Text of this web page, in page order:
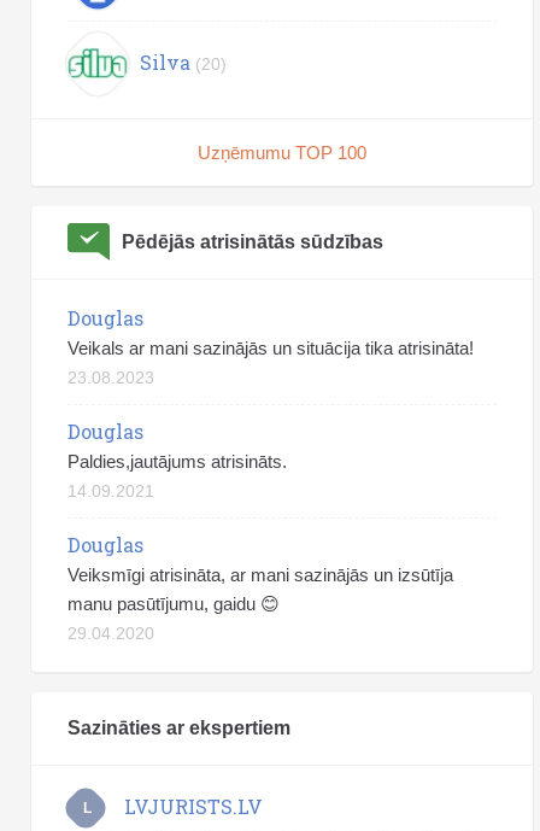
Silva (20)
Uzņēmumu TOP 100
Pēdējās atrisinātās sūdzības
Douglas
Veikals ar mani sazinājās un situācija tika atrisināta!
23.08.2023
Douglas
Paldies,jautājums atrisināts.
14.09.2021
Douglas
Veiksmīgi atrisināta, ar mani sazinājās un izsūtīja
manu pasūtījumu, gaidu 😊
29.04.2020
Sazināties ar ekspertiem
L LVJURISTS.LV